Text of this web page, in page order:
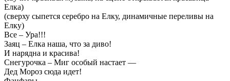
Елка)
(сверху сыпется серебро на Елку, динамичные переливы на
Елку)
Все – Ура!!!
Заяц – Елка наша, что за диво!
И нарядна и красива!
Снегурочка – Миг особый настает —
Дед Мороз сюда идет!